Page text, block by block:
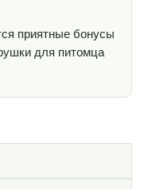
приятные бонусы
для питомца